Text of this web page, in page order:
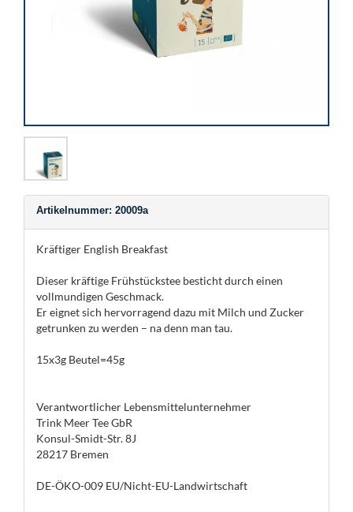
Artikelnummer: 20009a
Kräftiger English Breakfast
Dieser kräftige Frühstückstee besticht durch einen
vollmundigen Geschmack.
Er eignet sich hervorragend dazu mit Milch und Zucker
getrunken zu werden – na denn man tau.
15x3g Beutel=45g
Verantwortlicher Lebensmittelunternehmer
Trink Meer Tee GbR
Konsul-Smidt-Str. 8J
28217 Bremen
DE-ÖKO-009 EU/Nicht-EU-Landwirtschaft